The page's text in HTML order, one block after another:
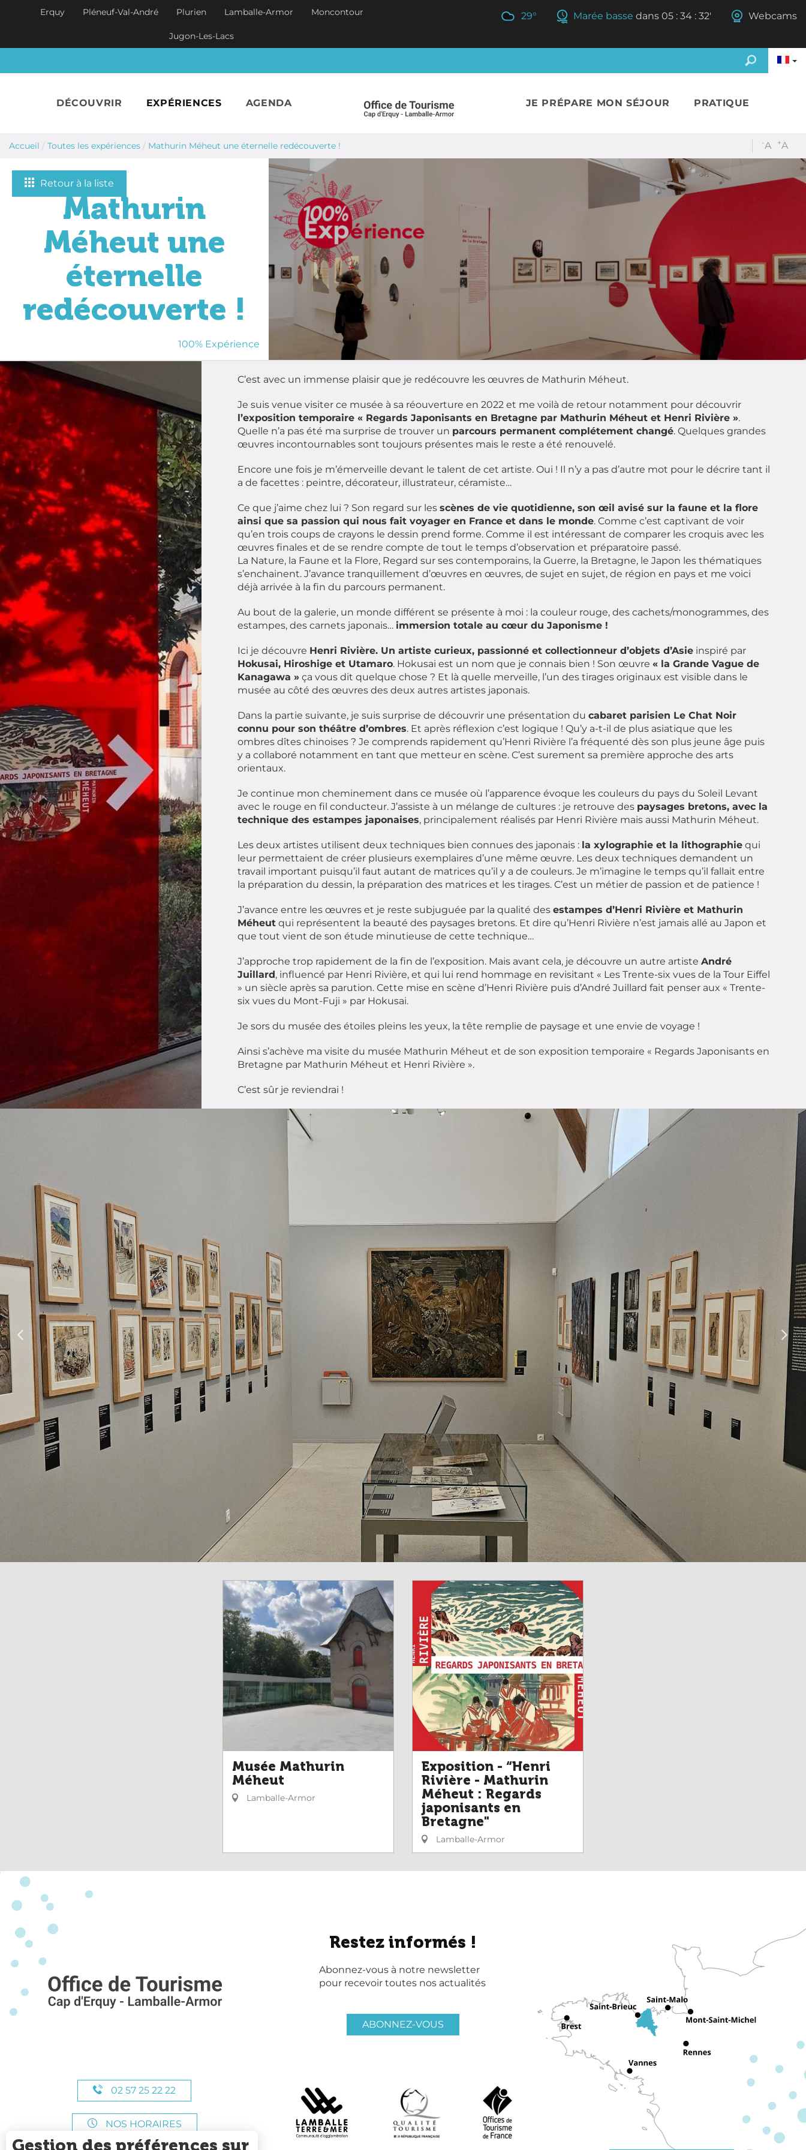
Aller au contenu principal
Erquy Pléneuf-Val-André Plurien Lamballe-Armor Moncontour
Jugon-Les-Lacs
29° Marée basse dans 05 : 34 : 30' Webcams
DÉCOUVRIR EXPÉRIENCES AGENDA JE PRÉPARE MON SÉJOUR PRATIQUE
Accueil / Toutes les expériences / Mathurin Méheut une éternelle redécouverte ! -A +A
Retour à la liste
100% Expérience
Mathurin
Méheut une
éternelle
redécouverte !
C’est avec un immense plaisir que je redécouvre les œuvres de Mathurin Méheut.
Je suis venue visiter ce musée à sa réouverture en 2022 et me voilà de retour notamment pour découvrir
l’exposition temporaire « Regards Japonisants en Bretagne par Mathurin Méheut et Henri Rivière ».
Quelle n’a pas été ma surprise de trouver un parcours permanent complétement changé. Quelques grandes
œuvres incontournables sont toujours présentes mais le reste a été renouvelé.
Encore une fois je m’émerveille devant le talent de cet artiste. Oui ! Il n’y a pas d’autre mot pour le décrire tant il
a de facettes : peintre, décorateur, illustrateur, céramiste…
Ce que j’aime chez lui ? Son regard sur les scènes de vie quotidienne, son œil avisé sur la faune et la flore
ainsi que sa passion qui nous fait voyager en France et dans le monde. Comme c’est captivant de voir
qu’en trois coups de crayons le dessin prend forme. Comme il est intéressant de comparer les croquis avec les
œuvres finales et de se rendre compte de tout le temps d’observation et préparatoire passé.
La Nature, la Faune et la Flore, Regard sur ses contemporains, la Guerre, la Bretagne, le Japon les thématiques
s’enchainent. J’avance tranquillement d’œuvres en œuvres, de sujet en sujet, de région en pays et me voici
déjà arrivée à la fin du parcours permanent.
Au bout de la galerie, un monde différent se présente à moi : la couleur rouge, des cachets/monogrammes, des
estampes, des carnets japonais… immersion totale au cœur du Japonisme !
Ici je découvre Henri Rivière. Un artiste curieux, passionné et collectionneur d’objets d’Asie inspiré par
Hokusai, Hiroshige et Utamaro. Hokusai est un nom que je connais bien ! Son œuvre « la Grande Vague de
Kanagawa » ça vous dit quelque chose ? Et là quelle merveille, l’un des tirages originaux est visible dans le
musée au côté des œuvres des deux autres artistes japonais.
Dans la partie suivante, je suis surprise de découvrir une présentation du cabaret parisien Le Chat Noir
connu pour son théâtre d’ombres. Et après réflexion c’est logique ! Qu’y a-t-il de plus asiatique que les
ombres dîtes chinoises ? Je comprends rapidement qu’Henri Rivière l’a fréquenté dès son plus jeune âge puis
y a collaboré notamment en tant que metteur en scène. C’est surement sa première approche des arts
orientaux.
Je continue mon cheminement dans ce musée où l’apparence évoque les couleurs du pays du Soleil Levant
avec le rouge en fil conducteur. J’assiste à un mélange de cultures : je retrouve des paysages bretons, avec la
technique des estampes japonaises, principalement réalisés par Henri Rivière mais aussi Mathurin Méheut.
Les deux artistes utilisent deux techniques bien connues des japonais : la xylographie et la lithographie qui
leur permettaient de créer plusieurs exemplaires d’une même œuvre. Les deux techniques demandent un
travail important puisqu’il faut autant de matrices qu’il y a de couleurs. Je m’imagine le temps qu’il fallait entre
la préparation du dessin, la préparation des matrices et les tirages. C’est un métier de passion et de patience !
J’avance entre les œuvres et je reste subjuguée par la qualité des estampes d’Henri Rivière et Mathurin
Méheut qui représentent la beauté des paysages bretons. Et dire qu’Henri Rivière n’est jamais allé au Japon et
que tout vient de son étude minutieuse de cette technique…
J’approche trop rapidement de la fin de l’exposition. Mais avant cela, je découvre un autre artiste André
Juillard, influencé par Henri Rivière, et qui lui rend hommage en revisitant « Les Trente-six vues de la Tour Eiffel
» un siècle après sa parution. Cette mise en scène d’Henri Rivière puis d’André Juillard fait penser aux « Trente-
six vues du Mont-Fuji » par Hokusai.
Je sors du musée des étoiles pleins les yeux, la tête remplie de paysage et une envie de voyage !
Ainsi s’achève ma visite du musée Mathurin Méheut et de son exposition temporaire « Regards Japonisants en
Bretagne par Mathurin Méheut et Henri Rivière ».
C’est sûr je reviendrai !
Musée Mathurin
Méheut
Lamballe-Armor
Exposition - “Henri
Rivière - Mathurin
Méheut : Regards
japonisants en
Bretagne"
Lamballe-Armor
02 57 25 22 22
NOS HORAIRES
Restez informés !
Abonnez-vous à notre newsletter
pour recevoir toutes nos actualités
ABONNEZ-VOUS
Gestion des préférences sur